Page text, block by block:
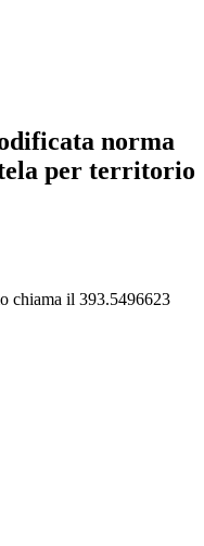
norma
per territorio
chiama il 393.5496623